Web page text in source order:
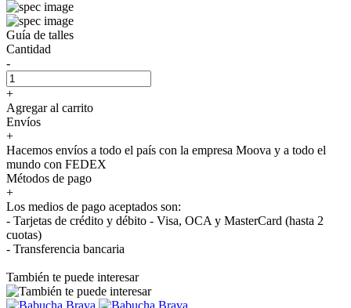
Guía de talles
Cantidad
-
+
Agregar al carrito
Envíos
+
Hacemos envíos a todo el país con la empresa Moova y a todo el
mundo con FEDEX
Métodos de pago
+
Los medios de pago aceptados son:
- Tarjetas de crédito y débito - Visa, OCA y MasterCard (hasta 2
cuotas)
- Transferencia bancaria
También te puede interesar